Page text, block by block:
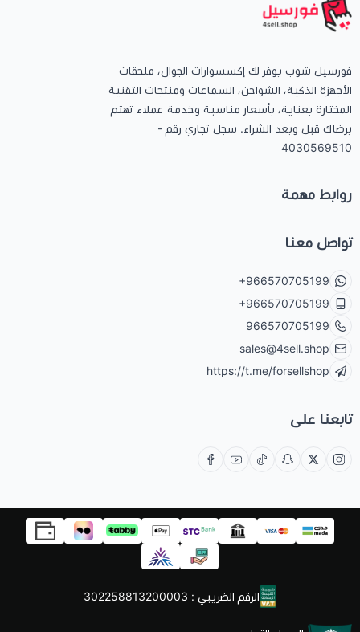
فورسيل شوب يوفر لك إكسسوارات الجوال، ملحقات
الأجهزة الذكية، الشواحن، السماعات ومنتجات التقنية
المختارة بعناية، بأسعار مناسبة وخدمة عملاء تهتم
برضاك قبل وبعد الشراء. سجل تجاري رقم -
4030569510
روابط مهمة
تواصل معنا
+966570705199
+966570705199
966570705199
sales@4sell.shop
https://t.me/forsellshop
تابعنا على
الرقم الضريبي : 302258813200003